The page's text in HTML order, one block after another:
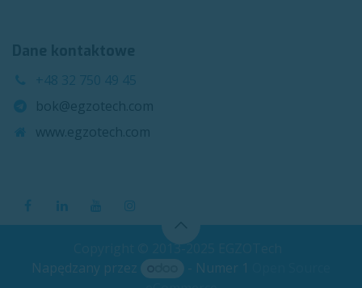
+48 32 750 49 45
bok@egzotech.com
www.egzotech.com
Copyright © 2013-2025 EGZOTech
Napędzany przez
- Numer 1